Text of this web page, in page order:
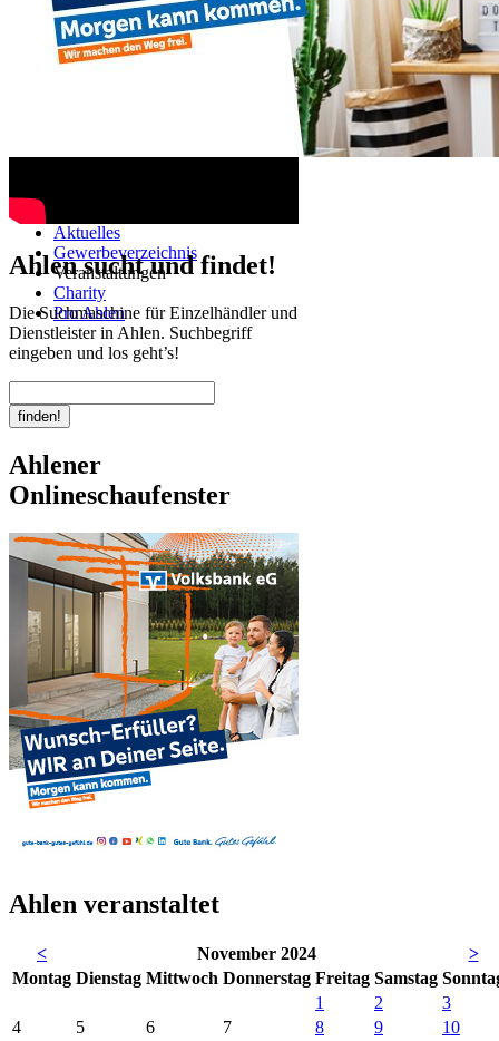
Aktuelles
Gewerbeverzeichnis
Veranstaltungen
Charity
Pro Ahlen
Ahlen sucht und findet!
Die Suchmaschine für Einzelhändler und
Dienstleister in Ahlen. Suchbegriff
eingeben und los geht’s!
Ahlener
Onlineschaufenster
Ahlen veranstaltet
< November 2024
>
Montag Dienstag Mittwoch Donnerstag Freitag Samstag So
1
2
3
4
5 6 7 8 9
10